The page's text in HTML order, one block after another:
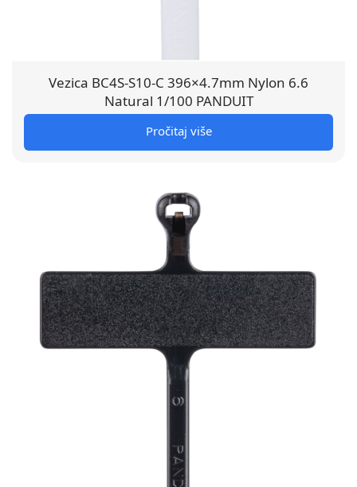
Vezica BC4S-S10-C 396×4.7mm Nylon 6.6
Natural 1/100 PANDUIT
Pročitaj više